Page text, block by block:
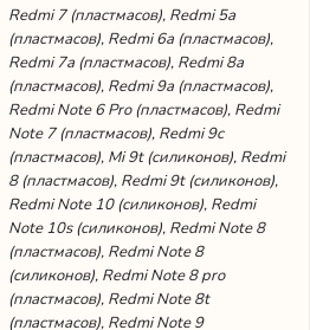
Redmi 7 (пластмасов), Redmi 5a
(пластмасов), Redmi 6a (пластмасов),
Redmi 7a (пластмасов), Redmi 8a
(пластмасов), Redmi 9a (пластмасов),
Redmi Note 6 Pro (пластмасов), Redmi
Note 7 (пластмасов), Redmi 9c
(пластмасов), Mi 9t (силиконов), Redmi
8 (пластмасов), Redmi 9t (силиконов),
Redmi Note 10 (силиконов), Redmi
Note 10s (силиконов), Redmi Note 8
(пластмасов), Redmi Note 8
(силиконов), Redmi Note 8 pro
(пластмасов), Redmi Note 8t
(пластмасов), Redmi Note 9